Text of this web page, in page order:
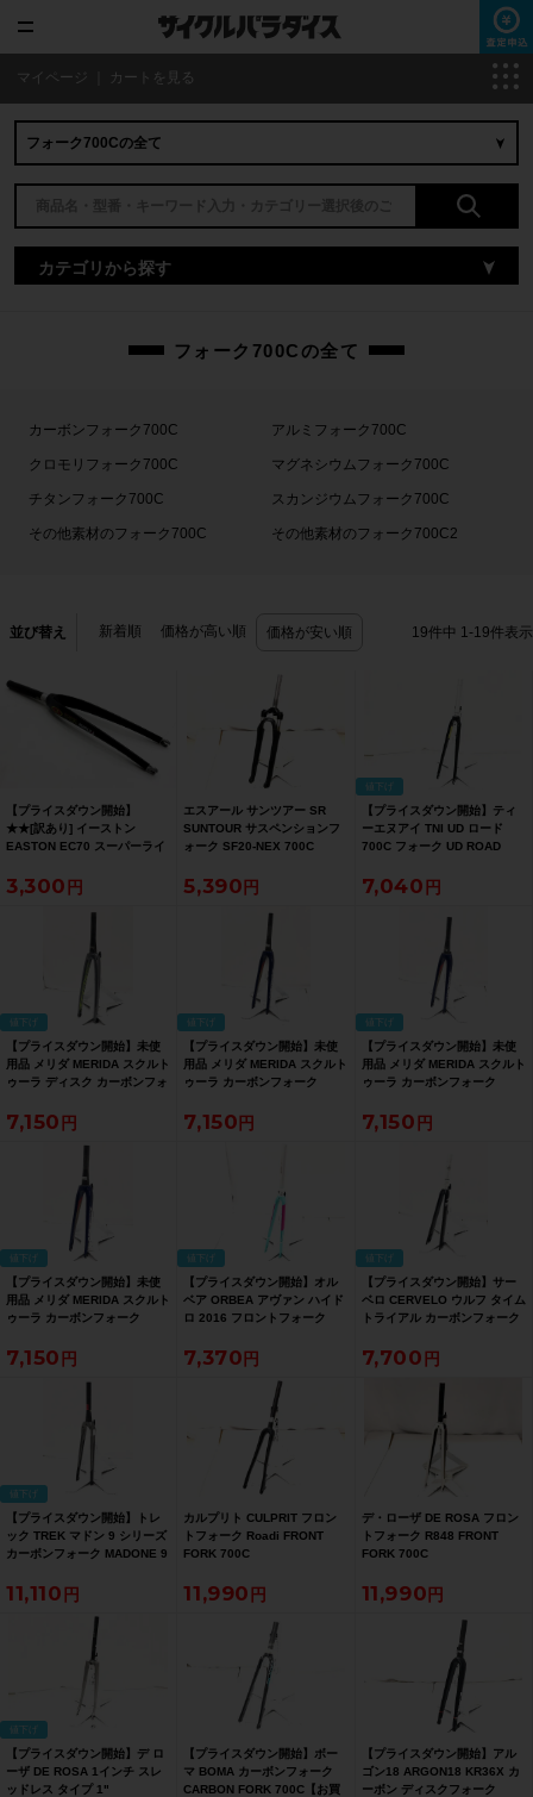
マイページ カートを見る
カテゴリから探す
フォーク700Cの全て
カーボンフォーク700C アルミフォーク700C
クロモリフォーク700C マグネシウムフォーク700C
チタンフォーク700C スカンジウムフォーク700C
その他素材のフォーク700C その他素材のフォーク700C2
並び替え 新着順 価格が高い順 価格が安い順 19件中 1-19件表示
【プライスダウン開始】
★★[訳あり] イーストン
EASTON EC70 スーパーライ
ーク 700C（サイクルパラダイ
ス山口より配送)【お買い得
3,300
エスアール サンツアー SR
SUNTOUR サスペンションフ
ォーク SF20-NEX 700C
5,390
値下げ
【プライスダウン開始】ティ
ーエヌアイ TNI UD ロード
700C フォーク UD ROAD
SALE】
7,040
値下げ
【プライスダウン開始】未使
用品 メリダ MERIDA スクルト
ゥーラ ディスク カーボンフォ
CARBON FORK カーボン【お
買い得SALE】
7,150
値下げ
【プライスダウン開始】未使
用品 メリダ MERIDA スクルト
ゥーラ カーボンフォーク
カーボン【お買い得SALE】
7,150
値下げ
【プライスダウン開始】未使
用品 メリダ MERIDA スクルト
ゥーラ カーボンフォーク
カーボン【お買い得SALE】
7,150
値下げ
【プライスダウン開始】未使
用品 メリダ MERIDA スクルト
ゥーラ カーボンフォーク
カーボン【お買い得SALE】
7,150
値下げ
【プライスダウン開始】オル
ベア ORBEA アヴァン ハイド
ロ 2016 フロントフォーク
FORK 700C アルカーボンフ
ォーク【お買い得SALE】
7,370
値下げ
【プライスダウン開始】サー
ベロ CERVELO ウルフ タイム
トライアル カーボンフォーク
FORK カーボン【お買い得
SALE】
7,700
値下げ
【プライスダウン開始】トレ
ック TREK マドン 9 シリーズ
カーボンフォーク MADONE 9
ボン【お買い得SALE】
11,110
カルプリト CULPRIT フロン
トフォーク Roadi FRONT
FORK 700C
11,990
デ・ローザ DE ROSA フロン
トフォーク R848 FRONT
FORK 700C
11,990
値下げ
【プライスダウン開始】デ ロ
ーザ DE ROSA 1インチ スレ
ッドレス タイプ 1"
【プライスダウン開始】ボー
マ BOMA カーボンフォーク
CARBON FORK 700C【お買
【プライスダウン開始】アル
ゴン18 ARGON18 KR36X カ
ーボン ディスクフォーク